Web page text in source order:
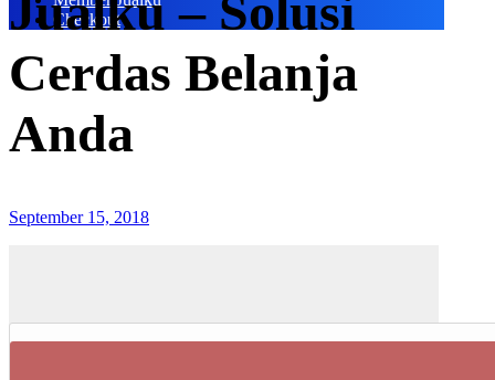
Checkout
Cerdas Belanja
Anda
September 15, 2018